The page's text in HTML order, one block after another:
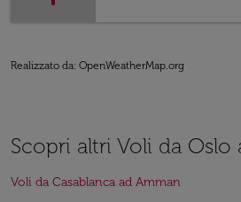
Realizzato da: OpenWeatherMap.org
Scopri altri Voli da Oslo
Voli da Casablanca ad Amman